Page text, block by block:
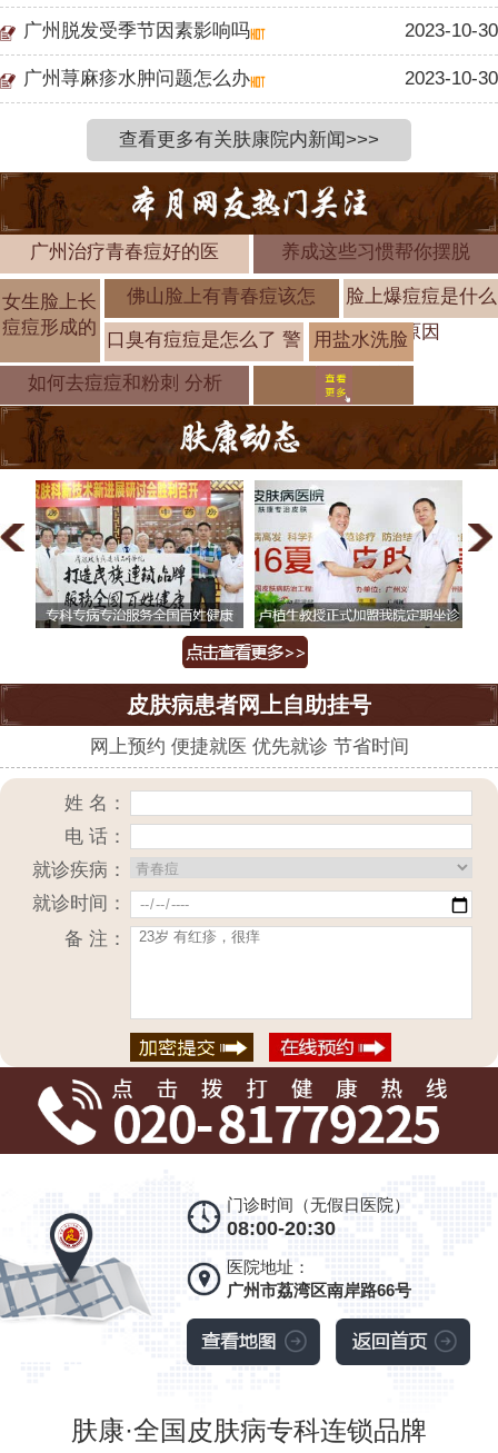
广州脱发受季节因素影响吗 2023-10-30
广州荨麻疹水肿问题怎么办 2023-10-30
查看更多有关肤康院内新闻>>>
广州治疗青春痘好的医 养成这些习惯帮你摆脱
女生脸上长
痘痘形成的
佛山脸上有青春痘该怎
脸上爆痘痘是什么
原因
口臭有痘痘是怎么了 警
用盐水洗脸
可以去痘痘
如何去痘痘和粉刺 分析
皮肤病患者网上自助挂号
网上预约 便捷就医 优先就诊 节省时间
姓 名：
电 话：
就诊疾病：
就诊时间：
备 注：
门诊时间（无假日医院）
08:00-20:30
医院地址：
广州市荔湾区南岸路66号
肤康·全国皮肤病专科连锁品牌